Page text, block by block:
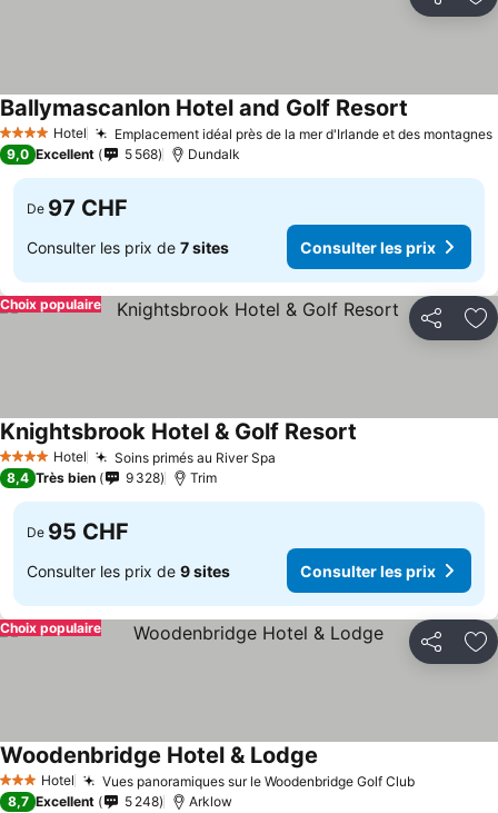
Partager
4 Étoiles Hotel Emplacement idéal près de la mer d'Irlande et des montagnes
Ballymascanlon Hotel and Golf Resort
9,0 Excellent 5 568 Dundalk
De 97 CHF
Consulter les prix de 7 sites Consulter les prix
Partager
Choix populaire
4 Étoiles Hotel Soins primés au River Spa
Knightsbrook Hotel & Golf Resort
8,4 Très bien 9 328 Trim
De 95 CHF
Consulter les prix de 9 sites Consulter les prix
Partager
Choix populaire
3 ÉtoilesHotel Vues panoramiques sur le Woodenbridge Golf Club
Woodenbridge Hotel & Lodge
8,7 Excellent 5 248 Arklow